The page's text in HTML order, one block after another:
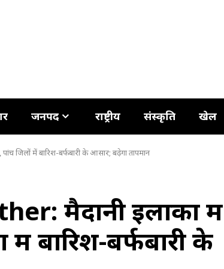
जनपद राष्ट्रीय संस्कृति खेल
जिलों में बारिश-बर्फबारी के आसार; बढ़ेगा तापमान
मैदानी इलाकों में
बारिश-बर्फबारी के